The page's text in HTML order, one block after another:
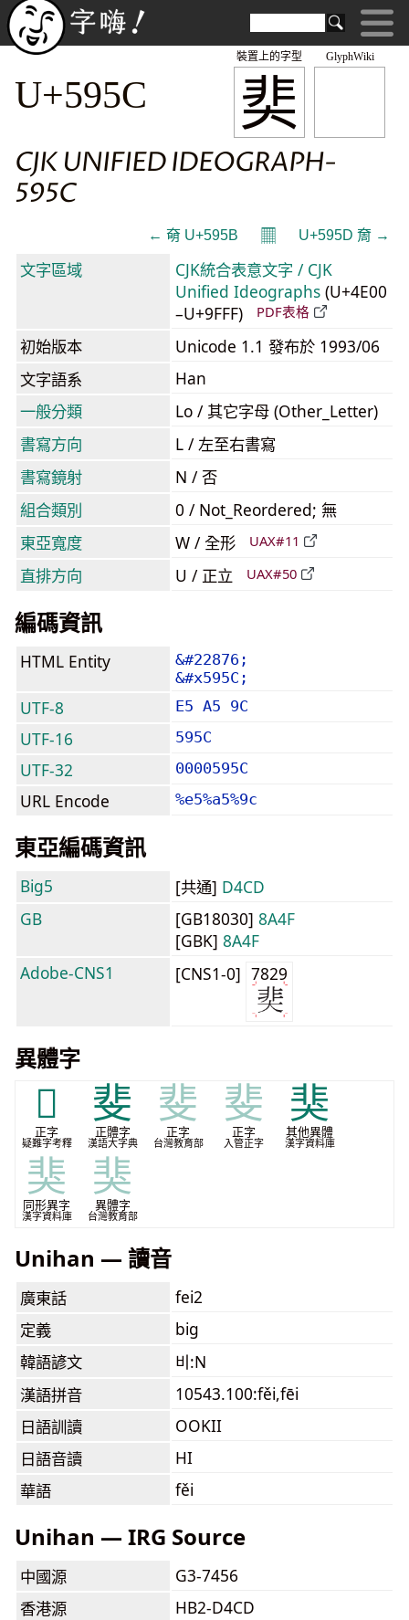
GlyphWiki
奜
裝置上的字型
U+595C
CJK UNIFIED IDEOGRAPH-
595C
← 奛 U+595B 𝄜 U+595D 奝 →
文字區域
CJK統合表意文字 / CJK
Unified Ideographs (U+4E00
–U+9FFF)
PDF表格
初始版本
Unicode 1.1 發布於 1993/06
文字語系
Han
一般分類
Lo / 其它字母 (Other_Letter)
書寫方向
L / 左至右書寫
書寫鏡射
N / 否
組合類別
0 / Not_Reordered; 無
東亞寬度
W / 全形 UAX#11
直排方向 U / 正立 UAX#50
編碼資訊
HTML Entity
&#22876;
&#x595C;
UTF-8 E5 A5 9C
UTF-16 595C
UTF-32 0000595C
URL Encode %e5%a5%9c
東亞編碼資訊
Big5 [共通] D4CD
GB
[GB18030] 8A4F
[GBK] 8A4F
Adobe-CNS1
[CNS1-0] 7829
異體字
𩇭
正字
疑難字考釋
斐
正體字
漢語大字典
斐
正字
台灣教育部
斐
正字
入管正字
猆
其他異體
漢字資料庫
猆
同形異字
漢字資料庫
猆
異體字
台灣教育部
Unihan — 讀音
廣東話
fei2
定義
big
韓語諺文
비:N
漢語拼音
10543.100:fěi,fēi
日語訓讀
OOKII
日語音讀
HI
華語
fěi
Unihan — IRG Source
中國源
G3-7456
香港源
HB2-D4CD